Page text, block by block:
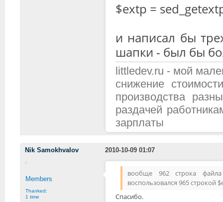
$extp =
и написал бы
шапки - был бы
littledev.ru - мой
снижение
производства
раздачей
зарплаты
Nik Samokhvalov 2010-10-09 01:07
Members
Thanked:
1 time
вообще 962 строка
воспользовался 965 строкой
Спасибо.